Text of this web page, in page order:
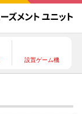
設置ゲーム機